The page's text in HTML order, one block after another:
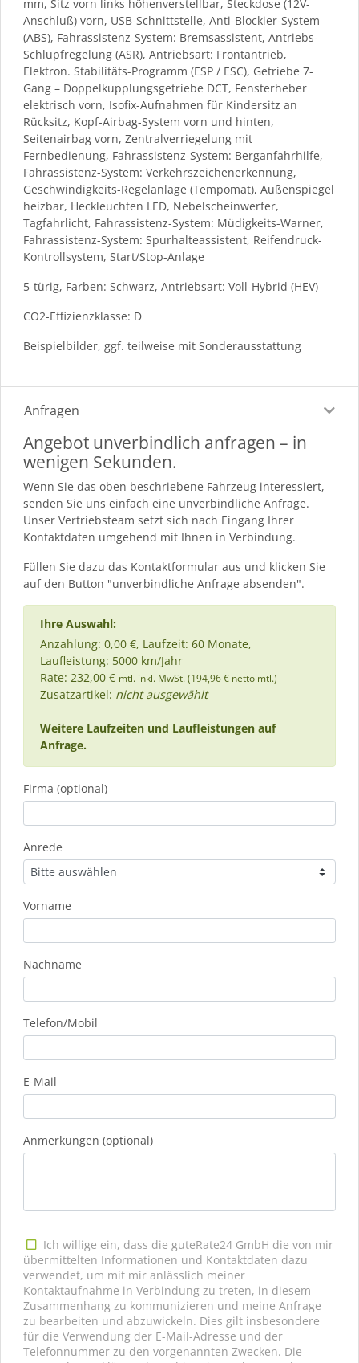
mm, Sitz vorn links höhenverstellbar, Steckdose (12V-
Anschluß) vorn, USB-Schnittstelle, Anti-Blockier-System
(ABS), Fahrassistenz-System: Bremsassistent, Antriebs-
Schlupfregelung (ASR), Antriebsart: Frontantrieb,
Elektron. Stabilitäts-Programm (ESP / ESC), Getriebe 7-
Gang – Doppelkupplungsgetriebe DCT, Fensterheber
elektrisch vorn, Isofix-Aufnahmen für Kindersitz an
Rücksitz, Kopf-Airbag-System vorn und hinten,
Seitenairbag vorn, Zentralverriegelung mit
Fernbedienung, Fahrassistenz-System: Berganfahrhilfe,
Fahrassistenz-System: Verkehrszeichenerkennung,
Geschwindigkeits-Regelanlage (Tempomat), Außenspiegel
heizbar, Heckleuchten LED, Nebelscheinwerfer,
Tagfahrlicht, Fahrassistenz-System: Müdigkeits-Warner,
Fahrassistenz-System: Spurhalteassistent, Reifendruck-
Kontrollsystem, Start/Stop-Anlage
5-türig, Farben: Schwarz, Antriebsart: Voll-Hybrid (HEV)
CO2-Effizienzklasse: D
Beispielbilder, ggf. teilweise mit Sonderausstattung
Anfragen
Angebot unverbindlich anfragen – in
wenigen Sekunden.
Wenn Sie das oben beschriebene Fahrzeug interessiert,
senden Sie uns einfach eine unverbindliche Anfrage.
Unser Vertriebsteam setzt sich nach Eingang Ihrer
Kontaktdaten umgehend mit Ihnen in Verbindung.
Füllen Sie dazu das Kontaktformular aus und klicken Sie
auf den Button "unverbindliche Anfrage absenden".
Ihre Auswahl:
Anzahlung: 0,00 €, Laufzeit: 60 Monate,
Laufleistung: 5000 km/Jahr
Rate: 232,00 € mtl. inkl. MwSt. (194,96 € netto mtl.)
Zusatzartikel: nicht ausgewählt
Weitere Laufzeiten und Laufleistungen auf
Anfrage.
Firma (optional)
Anrede
Vorname
Nachname
Telefon/Mobil
E-Mail
Anmerkungen (optional)
Ich willige ein, dass die guteRate24 GmbH die von mir
übermittelten Informationen und Kontaktdaten dazu
verwendet, um mit mir anlässlich meiner
Kontaktaufnahme in Verbindung zu treten, in diesem
Zusammenhang zu kommunizieren und meine Anfrage
zu bearbeiten und abzuwickeln. Dies gilt insbesondere
für die Verwendung der E-Mail-Adresse und der
Telefonnummer zu den vorgenannten Zwecken. Die